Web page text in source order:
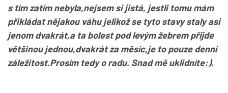
s tím zatím nebyla,nejsem si jistá, jestli tomu mám
přikládat nějakou váhu jelikož se tyto stavy staly asi
jenom dvakrát,a ta bolest pod levým žebrem přijde
většinou jednou,dvakrát za měsíc,je to pouze denní
záležitost.Prosím tedy o radu. Snad mě uklidníte:).